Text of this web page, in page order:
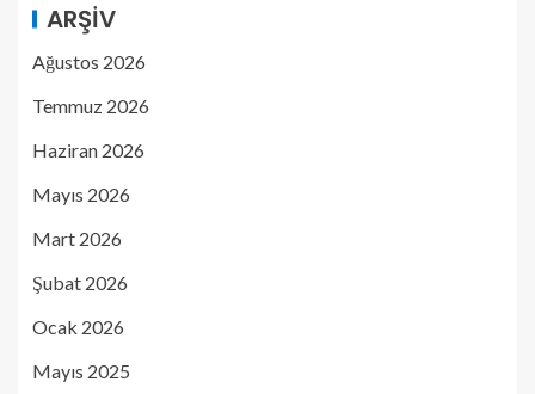
ARŞIV
Ağustos 2026
Temmuz 2026
Haziran 2026
Mayıs 2026
Mart 2026
Şubat 2026
Ocak 2026
Mayıs 2025